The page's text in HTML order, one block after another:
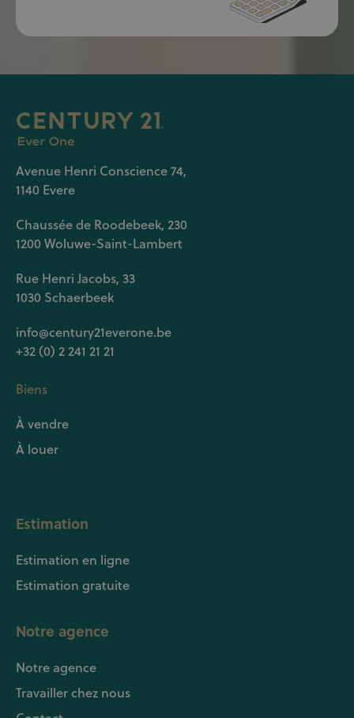
Avenue Henri Conscience 74,
1140 Evere
Chaussée de Roodebeek, 230
1200 Woluwe-Saint-Lambert
Rue Henri Jacobs, 33
1030 Schaerbeek
info@century21everone.be
+32 (0) 2 241 21 21
Biens
À vendre
À louer
Estimation
Estimation en ligne
Estimation gratuite
Notre agence
Notre agence
Travailler chez nous